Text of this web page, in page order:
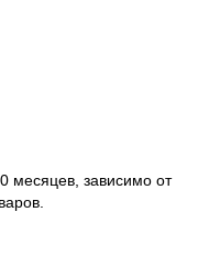
месяцев, зависимо от